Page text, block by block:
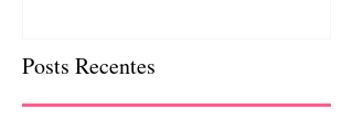
Posts Recentes